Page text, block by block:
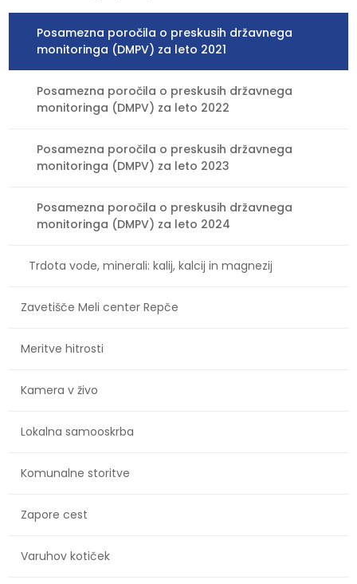
Posamezna poročila o preskusih državnega
monitoringa (DMPV) za leto 2021
Posamezna poročila o preskusih državnega
monitoringa (DMPV) za leto 2022
Posamezna poročila o preskusih državnega
monitoringa (DMPV) za leto 2023
Posamezna poročila o preskusih državnega
monitoringa (DMPV) za leto 2024
Trdota vode, minerali: kalij, kalcij in magnezij
Zavetišče Meli center Repče
Meritve hitrosti
Kamera v živo
Lokalna samooskrba
Komunalne storitve
Zapore cest
Varuhov kotiček